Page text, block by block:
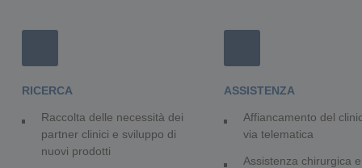
RICERCA
Raccolta delle necessità dei
partner clinici e sviluppo di
nuovi prodotti
ASSISTENZA
Affiancamento del
via telematica
Assistenza chirurgica e